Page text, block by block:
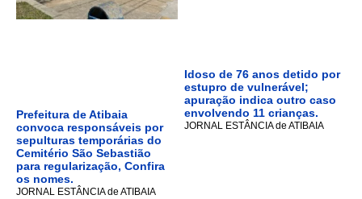
Prefeitura de Atibaia
convoca responsáveis por
sepulturas temporárias do
Cemitério São Sebastião
para regularização, Confira
os nomes.
JORNAL ESTÂNCIA de ATIBAIA
Idoso de 76 anos detido por
estupro de vulnerável;
apuração indica outro caso
envolvendo 11 crianças.
JORNAL ESTÂNCIA de ATIBAIA